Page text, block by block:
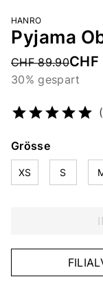
HANRO
Pyjama
Price reduced
CHF 89.90
30% gespart
Grösse
XS S